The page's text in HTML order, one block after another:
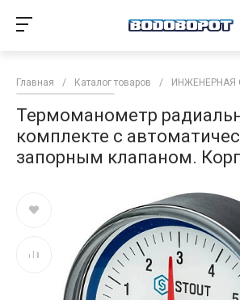
Главная / Каталог товаров / ИНЖЕНЕРНАЯ
Термоманометр
комплекте с
запорным клапаном.